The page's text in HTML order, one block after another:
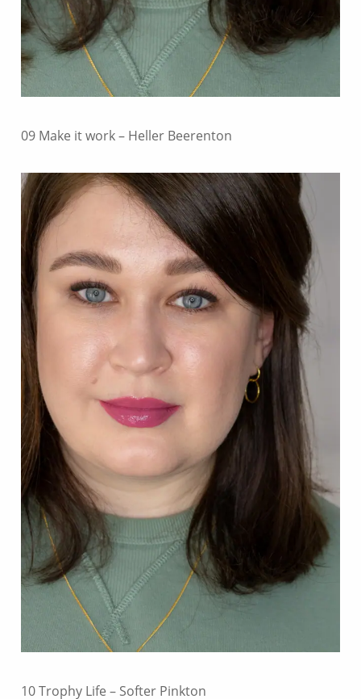
09 Make it work – Heller Beerenton
10 Trophy Life – Softer Pinkton